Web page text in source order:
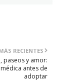
RECIENTES
paseos y amor:
antes de
adoptar